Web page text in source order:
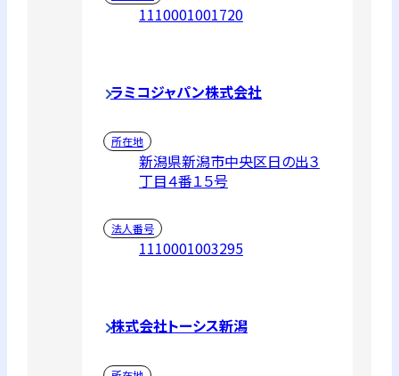
1110001001720
ラミコジャパン株式会社
所在地
新潟県新潟市中央区日の出３
丁目４番１５号
法人番号
1110001003295
株式会社トーシス新潟